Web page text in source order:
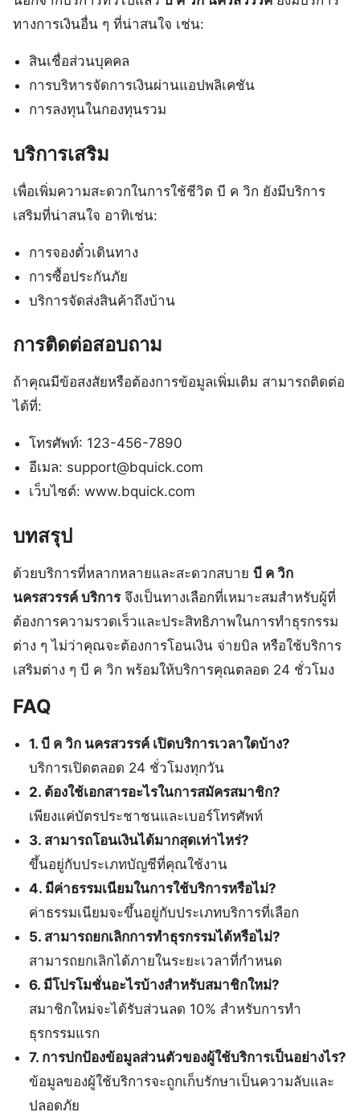
ทางการเงินอื่น ๆ ที่น่าสนใจ เช่น:
สินเชื่อส่วนบุคคล
การบริหารจัดการเงินผ่านแอปพลิเคชัน
การลงทุนในกองทุนรวม
บริการเสริม
เพื่อเพิ่มความสะดวกในการใช้ชีวิต บี ค วิก ยังมีบริการ
เสริมที่น่าสนใจ อาทิเช่น:
การจองตั๋วเดินทาง
การซื้อประกันภัย
บริการจัดส่งสินค้าถึงบ้าน
การติดต่อสอบถาม
ถ้าคุณมีข้อสงสัยหรือต้องการข้อมูลเพิ่มเติม สามารถติดต่อ
ได้ที่:
โทรศัพท์: 123-456-7890
อีเมล: support@bquick.com
เว็บไซต์: www.bquick.com
บทสรุป
ด้วยบริการที่หลากหลายและสะดวกสบาย บี ค วิก
นครสวรรค์ บริการจึงเป็นทางเลือกที่เหมาะสมสำหรับผู้ที่
ต้องการความรวดเร็วและประสิทธิภาพในการทำธุรกรรม
ต่าง ๆ ไม่ว่าคุณจะต้องการโอนเงิน จ่ายบิล หรือใช้บริการ
เสริมต่าง ๆ บี ค วิก พร้อมให้บริการคุณตลอด 24 ชั่วโมง
FAQ
1. บี ค วิก นครสวรรค์ เปิดบริการเวลาใดบ้าง?
บริการเปิดตลอด 24 ชั่วโมงทุกวัน
2. ต้องใช้เอกสารอะไรในการสมัครสมาชิก?
เพียงแค่บัตรประชาชนและเบอร์โทรศัพท์
3. สามารถโอนเงินได้มากสุดเท่าไหร่?
ขึ้นอยู่กับประเภทบัญชีที่คุณใช้งาน
4. มีค่าธรรมเนียมในการใช้บริการหรือไม่?
ค่าธรรมเนียมจะขึ้นอยู่กับประเภทบริการที่เลือก
5. สามารถยกเลิกการทำธุรกรรมได้หรือไม่?
สามารถยกเลิกได้ภายในระยะเวลาที่กำหนด
6. มีโปรโมชั่นอะไรบ้างสำหรับสมาชิกใหม่?
สมาชิกใหม่จะได้รับส่วนลด 10% สำหรับการทำ
ธุรกรรมแรก
7. การปกป้องข้อมูลส่วนตัวของผู้ใช้บริการเป็นอย่างไร?
ข้อมูลของผู้ใช้บริการจะถูกเก็บรักษาเป็นความลับและ
ปลอดภัย